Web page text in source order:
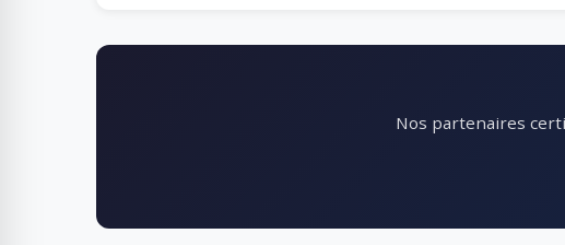
Nos partenaires